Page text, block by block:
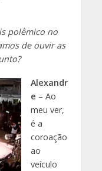
polêmico no
de ouvir as
Alexandr
e – Ao
meu ver,
é a
coroação
ao
veículo